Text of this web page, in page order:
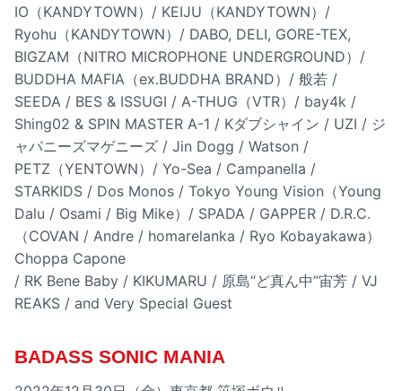
IO（KANDYTOWN）/ KEIJU（KANDYTOWN）/
Ryohu（KANDYTOWN）/ DABO, DELI, GORE-TEX,
BIGZAM（NITRO MICROPHONE UNDERGROUND）/
BUDDHA MAFIA（ex.BUDDHA BRAND）/ 般若 /
SEEDA / BES & ISSUGI / A-THUG（VTR）/ bay4k /
Shing02 & SPIN MASTER A-1 / Kダブシャイン / UZI / ジ
ャパニーズマゲニーズ / Jin Dogg / Watson /
PETZ（YENTOWN）/ Yo-Sea / Campanella /
STARKIDS / Dos Monos / Tokyo Young Vision（Young
Dalu / Osami / Big Mike）/ SPADA / GAPPER / D.R.C.
（COVAN / Andre / homarelanka / Ryo Kobayakawa）
Choppa Capone
/ RK Bene Baby / KIKUMARU / 原島“ど真ん中”宙芳 / VJ
REAKS / and Very Special Guest
BADASS SONIC MANIA